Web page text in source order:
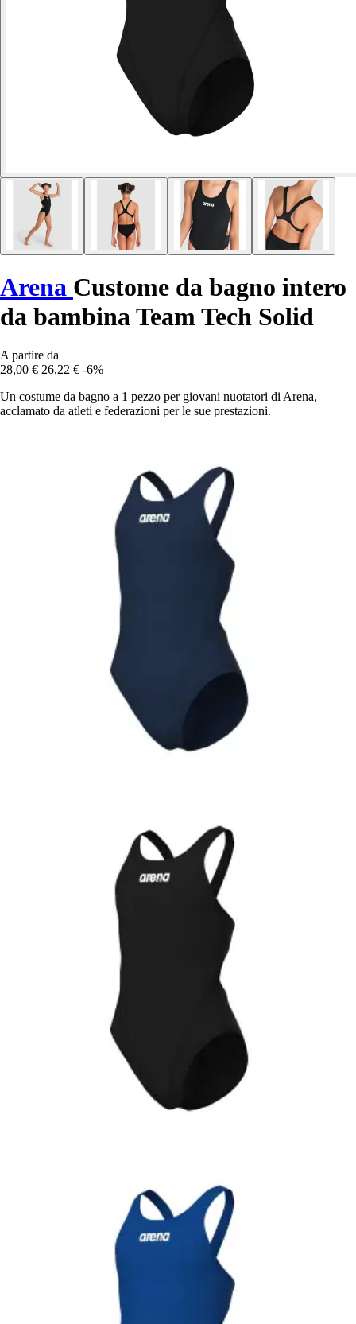
Arena Custome da bagno intero
da bambina Team Tech Solid
A partire da
28,00 € 26,22 € -6%
Un costume da bagno a 1 pezzo per giovani nuotatori di Arena,
acclamato da atleti e federazioni per le sue prestazioni.